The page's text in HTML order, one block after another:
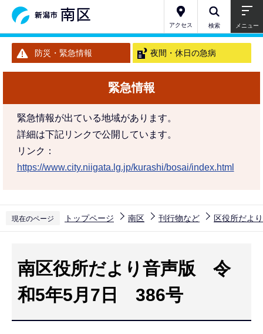
ジ
先
アクセス 検索 メニュー
防災・緊急情報 夜間・休日の急病
緊急情報
緊急情報が出ている地域があります。
詳細は下記リンクで公開しています。
リンク：
https://www.city.niigata.lg.jp/kurashi/bosai/index.html
現在のページ トップページ 南区 刊行物など 区役所だよ
南区役所だより音声版 令
和5年5月7日 386号